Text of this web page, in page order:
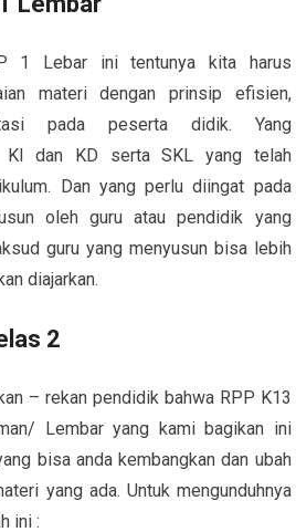
1 Lebar ini tentunya kita harus
materi dengan prinsip efisien,
pada peserta didik. Yang
KI dan KD serta SKL yang telah
Dan yang perlu diingat pada
oleh guru atau pendidik yang
guru yang menyusun bisa lebih
diajarkan.
2
– rekan pendidik bahwa RPP K13
Lembar yang kami bagikan ini
bisa anda kembangkan dan ubah
yang ada. Untuk mengunduhnya
ini :